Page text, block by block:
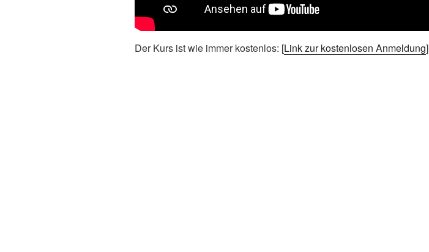
Der Kurs ist wie immer kostenlos: [Link zur kostenlosen Anmeldung]